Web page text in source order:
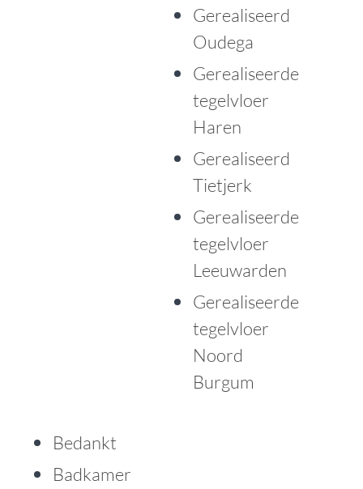
Gerealiseerd
Oudega
Gerealiseerde
tegelvloer
Haren
Gerealiseerd
Tietjerk
Gerealiseerde
tegelvloer
Leeuwarden
Gerealiseerde
tegelvloer
Noord
Burgum
Bedankt
Badkamer